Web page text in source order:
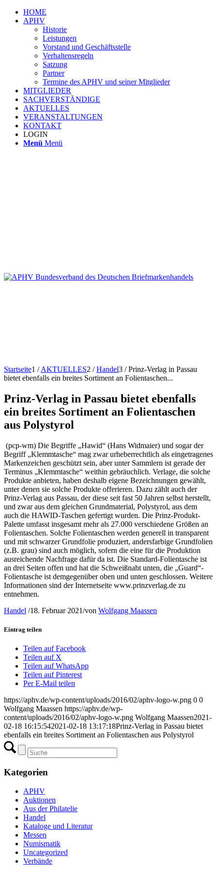
HOME
APHV
Historie
Leistungen
Vorstand und Geschäftsstelle
Verhaltensregeln
Satzung
Partner
Termine des APHV und seiner Mitglieder
MITGLIEDER
SACHVERSTÄNDIGE
AKTUELLES
VERANSTALTUNGEN
KONTAKT
LOGIN
Menü Menü
Startseite1 / AKTUELLES2 / Handel3 / Prinz-Verlag in Passau
bietet ebenfalls ein breites Sortiment an Folientaschen...
Prinz-Verlag in Passau bietet ebenfalls
ein breites Sortiment an Folientaschen
aus Polystyrol
(pcp-wm) Die Begriffe „Hawid“ (Hans Widmaier) und sogar der
Begriff „Klemmtasche“ mag zwar urheberrechtlich als eingetragenes
Markenzeichen geschützt sein, aber unter Sammlern ist gerade der
Terminus „Klemmtasche“ weithin gebräuchlich. Verlage, die solche
Produkte anbieten, haben deshalb eigene Bezeichnungen gewählt,
unter denen sie solche Produkte offerieren. Dazu zählt auch der
Prinz-Verlag aus Passau, der diese seit fast 50 Jahren selbst herstellt,
und zwar aus dem gleichen Grundmaterial, Polystyrol, aus dem
auch die HAWID-Taschen gefertigt wurden. Die Prinz-Produkt-
Palette umfasst insgesamt mehr als 27.000 verschiedene Größen an
Folientaschen. Solche Folientaschen werden generell in transparent
und mit schwarzer Grundfolie produziert, andersfarbige Grundfolien
(z.B. grau) sind auch möglich, sofern die eine für die Produktion
ausreichende Nachfrage dafür da ist. Die Standard-Folientasche ist
an drei Seiten offen und hat die Schweißnaht unten, die „Guard“-
Folientasche ist demgegenüber oben und unten geschlossen. Weitere
Informationen sind der Internetseite www.prinzverlag.de zu
entnehmen.
Handel /18. Februar 2021/von Wolfgang Maassen
Eintrag teilen
Teilen auf Facebook
Teilen auf X
Teilen auf WhatsApp
Teilen auf Pinterest
Per E-Mail teilen
https://aphv.de/wp-content/uploads/2016/02/aphv-logo-w.png 0 0
Wolfgang Maassen https://aphv.de/wp-
content/uploads/2016/02/aphv-logo-w.png Wolfgang Maassen2021-
02-18 16:15:542021-02-18 13:17:18Prinz-Verlag in Passau bietet
ebenfalls ein breites Sortiment an Folientaschen aus Polystyrol
Kategorien
APHV
Auktionen
Aus der Philatelie
Handel
Kataloge und Literatur
Messen
Numismatik
Uncategorized
Verbände